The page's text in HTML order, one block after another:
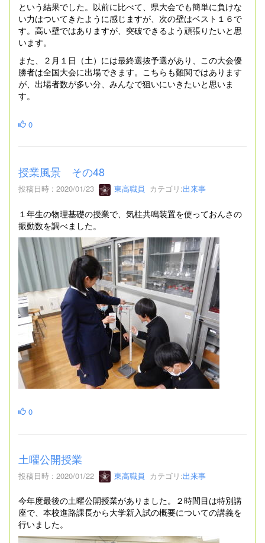
という結果でした。以前に比べて、県大会でも簡単に負けな
い力はついてきたように感じますが、次の壁はベスト１６で
す。高い壁ではありますが、突破できるよう頑張りたいと思
います。
また、２月１日（土）には最終選抜予選があり、この大会優
勝者は全国大会に出場できます。こちらも難関ではあります
が、出場者数が多い分、みんなで狙いにいきたいと思いま
す。
0
授業風景 その48
投稿日時 : 2020/01/23 東高職員 カテゴリ:出来事
１年生の物理基礎の授業で、気柱共鳴装置を使っておんさの
振動数を調べました。
0
土曜公開授業
投稿日時 : 2020/01/22 東高職員 カテゴリ:出来事
今年度最後の土曜公開授業がありました。２時間目は特別講
座で、本校進路課長から大学新入試の概要についての講義を
行いました。